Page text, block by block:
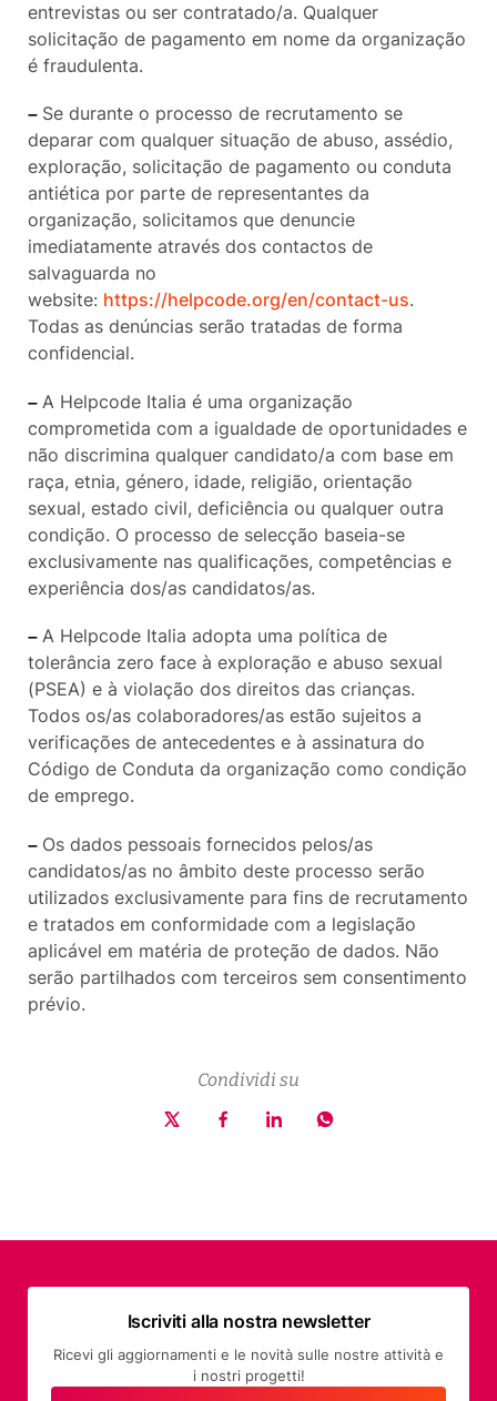
entrevistas ou ser contratado/a. Qualquer
solicitação de pagamento em nome da organização
é fraudulenta.
– Se durante o processo de recrutamento se
deparar com qualquer situação de abuso, assédio,
exploração, solicitação de pagamento ou conduta
antiética por parte de representantes da
organização, solicitamos que denuncie
imediatamente através dos contactos de
salvaguarda no
website: https://helpcode.org/en/contact-us.
Todas as denúncias serão tratadas de forma
confidencial.
– A Helpcode Italia é uma organização
comprometida com a igualdade de oportunidades e
não discrimina qualquer candidato/a com base em
raça, etnia, género, idade, religião, orientação
sexual, estado civil, deficiência ou qualquer outra
condição. O processo de selecção baseia-se
exclusivamente nas qualificações, competências e
experiência dos/as candidatos/as.
– A Helpcode Italia adopta uma política de
tolerância zero face à exploração e abuso sexual
(PSEA) e à violação dos direitos das crianças.
Todos os/as colaboradores/as estão sujeitos a
verificações de antecedentes e à assinatura do
Código de Conduta da organização como condição
de emprego.
– Os dados pessoais fornecidos pelos/as
candidatos/as no âmbito deste processo serão
utilizados exclusivamente para fins de recrutamento
e tratados em conformidade com a legislação
aplicável em matéria de proteção de dados. Não
serão partilhados com terceiros sem consentimento
prévio.
Condividi su
Iscriviti alla nostra newsletter
Ricevi gli aggiornamenti e le novità sulle nostre attività e
i nostri progetti!